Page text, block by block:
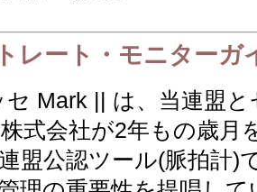
レート・モニターガ
Mark || は、当連盟
式会社が2年もの歳月
盟公認ツール(脈拍計)